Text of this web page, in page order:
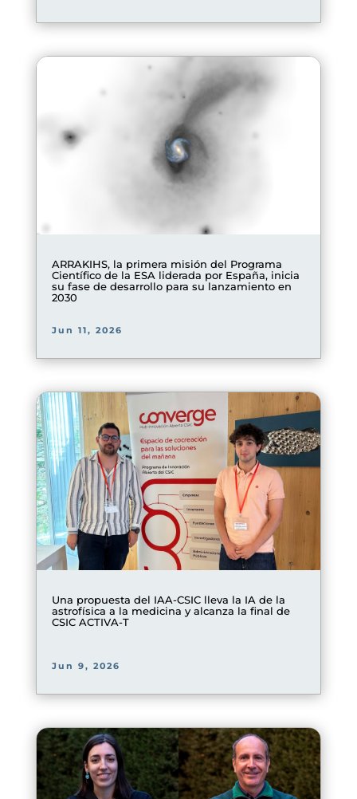
ARRAKIHS, la primera misión del Programa
Científico de la ESA liderada por España, inicia
su fase de desarrollo para su lanzamiento en
2030
Jun 11, 2026
Una propuesta del IAA-CSIC lleva la IA de la
astrofísica a la medicina y alcanza la final de
CSIC ACTIVA-T
Jun 9, 2026